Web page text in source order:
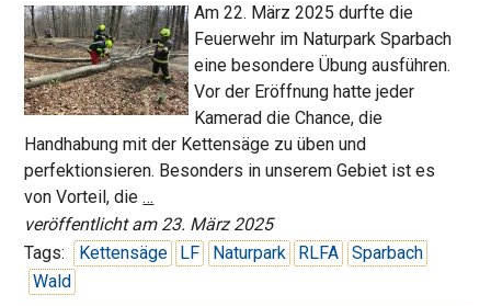
Am 22. März 2025 durfte die
Feuerwehr im Naturpark Sparbach
eine besondere Übung ausführen.
Vor der Eröffnung hatte jeder
Kamerad die Chance, die
Handhabung mit der Kettensäge zu üben und
perfektionsieren. Besonders in unserem Gebiet ist es
von Vorteil, die…
im
Naturpark
veröffentlicht am 23. März 2025
Tags:
Kettensäge LF Naturpark RLFA
Sparbach
Wald